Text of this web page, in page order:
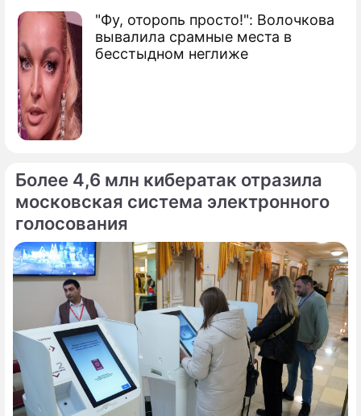
"Фу, оторопь просто!": Волочкова
вывалила срамные места в
бесстыдном неглиже
Более 4,6 млн кибератак отразила
московская система электронного
голосования